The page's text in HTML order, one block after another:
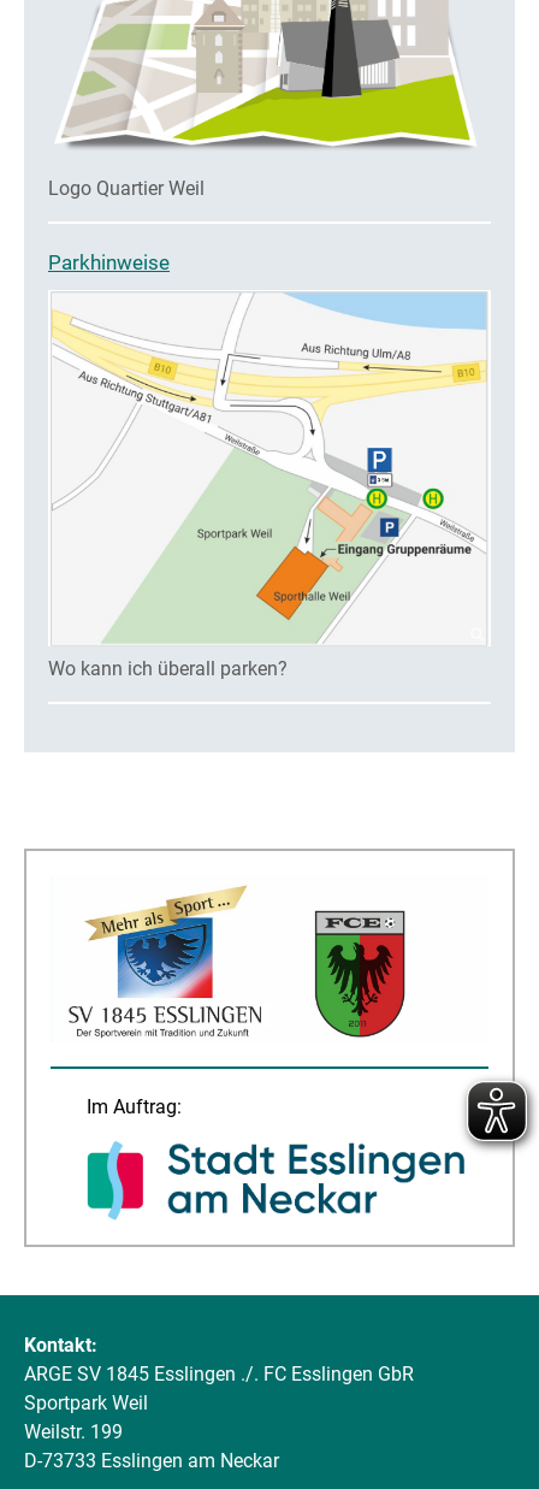
Logo Quartier Weil
Parkhinweise
Wo kann ich überall parken?
Im Auftrag:
Kontakt:
ARGE SV 1845 Esslingen ./. FC Esslingen GbR
Sportpark Weil
Weilstr. 199
D-73733 Esslingen am Neckar